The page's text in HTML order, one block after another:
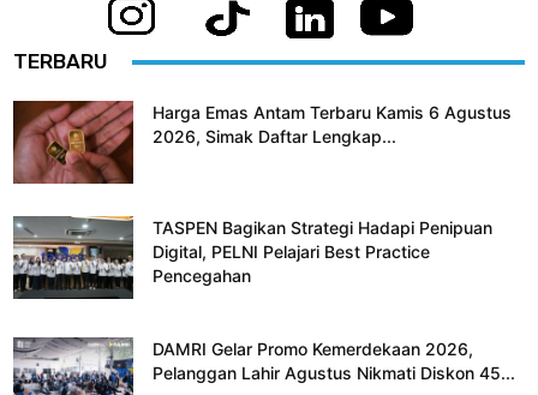
TERBARU
Harga Emas Antam Terbaru Kamis 6 Agustus
2026, Simak Daftar Lengkap...
TASPEN Bagikan Strategi Hadapi Penipuan
Digital, PELNI Pelajari Best Practice
Pencegahan
DAMRI Gelar Promo Kemerdekaan 2026,
Pelanggan Lahir Agustus Nikmati Diskon 45...